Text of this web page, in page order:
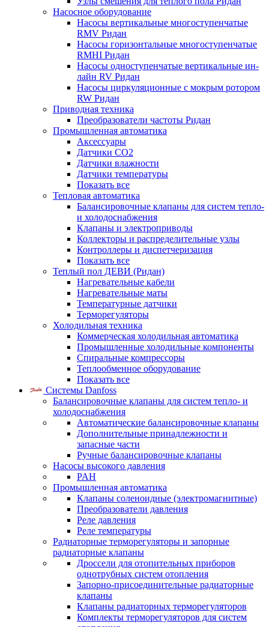
Насосное оборудование
Насосы вертикальные многоступенчатые
RMV Ридан
Насосы горизонтальные многоступенчатые
RMHI Ридан
Насосы одноступенчатые вертикальные ин-
лайн RV Ридан
Насосы циркуляционные с мокрым ротором
RW Ридан
Приводная техника
Преобразователи частоты Ридан
Промышленная автоматика
Аксессуары
Датчики CO2
Датчики влажности
Датчики температуры
Показать все
Тепловая автоматика
Балансировочные клапаны для систем тепло-
и холодоснабжения
Клапаны и электроприводы
Коллекторы и распределительные узлы
Контроллеры и диспетчеризация
Показать все
Теплый пол ДЕВИ (Ридан)
Нагревательные кабели
Нагревательные маты
Температурные датчики
Терморегуляторы
Холодильная техника
Коммерческая холодильная автоматика
Промышленные холодильные компоненты
Спиральные компрессоры
Теплообменное оборудование
Показать все
Системы Danfoss
Балансировочные клапаны для систем тепло- и
холодоснабжения
Автоматические балансировочные клапаны
Дополнительные принадлежности и
запасные части
Ручные балансировочные клапаны
Насосы высокого давления
PAH
Промышленная автоматика
Клапаны соленоидные (электромагнитные)
Преобразователи давления
Реле давления
Реле температуры
Радиаторные терморегуляторы и запорные
радиаторные клапаны
Дроссели для отопительных приборов
однотрубных систем отопления
Запорно-присоединительные радиаторные
клапаны
Клапаны радиаторных терморегуляторов
Комплекты терморегуляторов для систем